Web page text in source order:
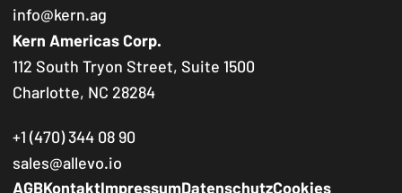
info@kern.ag
Kern Americas Corp.
112 South Tryon Street, Suite 1500
Charlotte, NC 28284
+1 (470) 344 08 90
sales@allevo.io